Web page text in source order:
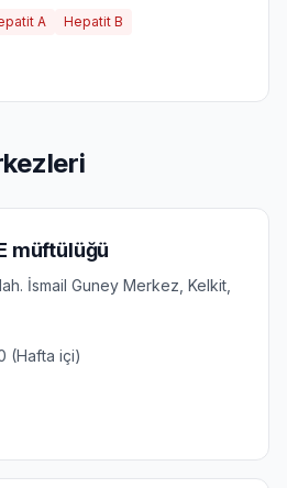
A Hepatit B
müftülüğü
İsmail Guney Merkez, Kelkit,
(Hafta içi)